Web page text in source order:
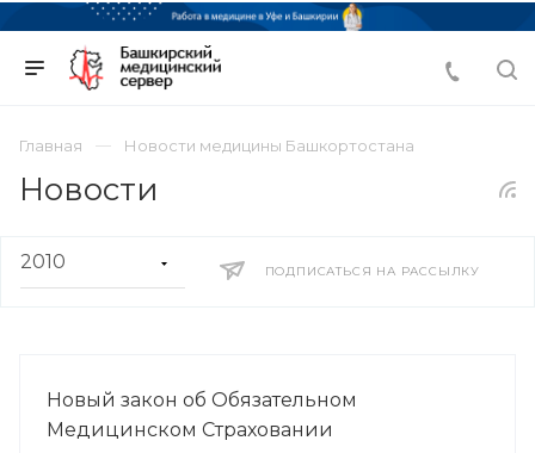
Главная Новости медицины Башкортостана
Новости
ПОДПИСАТЬСЯ НА РАССЫЛКУ
Новый закон об Обязательном
Медицинском Страховании